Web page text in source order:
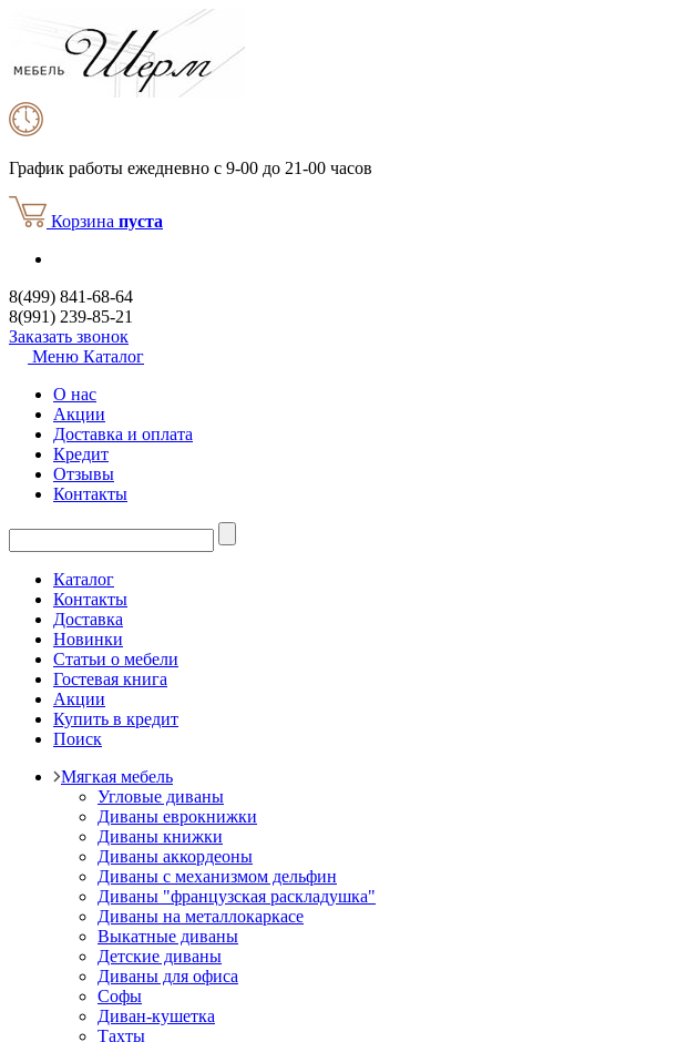
График работы ежедневно с 9-00 до 21-00 часов
Корзина пуста
8(499) 841-68-64
8(991) 239-85-21
Заказать звонок
Меню Каталог
О нас
Акции
Доставка и оплата
Кредит
Отзывы
Контакты
Каталог
Контакты
Доставка
Новинки
Статьи о мебели
Гостевая книга
Акции
Купить в кредит
Поиск
Мягкая мебель
Угловые диваны
Диваны еврокнижки
Диваны книжки
Диваны аккордеоны
Диваны с механизмом дельфин
Диваны "французская раскладушка"
Диваны на металлокаркасе
Выкатные диваны
Детские диваны
Диваны для офиса
Софы
Диван-кушетка
Тахты